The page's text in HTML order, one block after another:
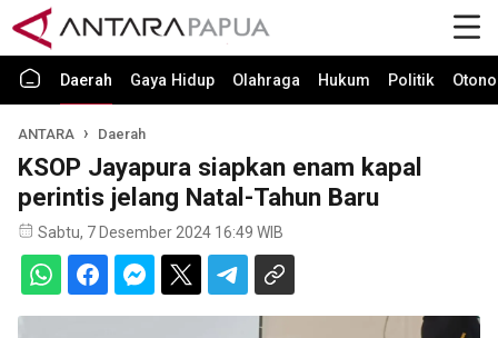
Daerah Gaya Hidup Olahraga Hukum Politik
ANTARA Daerah
KSOP Jayapura siapkan enam kapal
perintis jelang Natal-Tahun Baru
Sabtu, 7 Desember 2024 16:49 WIB